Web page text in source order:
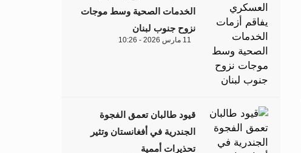
الخدمات الصحية وسط موجات
نزوح جنوب لبنان
11 مارس 2026 - 10:26
قيود طالبان تعمق الفجوة
الجندرية في أفغانستان وتثير
تحذيرات أممية